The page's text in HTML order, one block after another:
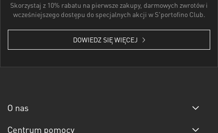
Skorzystaj z 10% rabatu na pierwsze zakupy, darmowych zwrotów i
wcześniejszego dostępu do specjalnych akcji w S'portofino Club.
DOWIEDZ SIĘ WIĘCEJ
O nas
Centrum pomocy